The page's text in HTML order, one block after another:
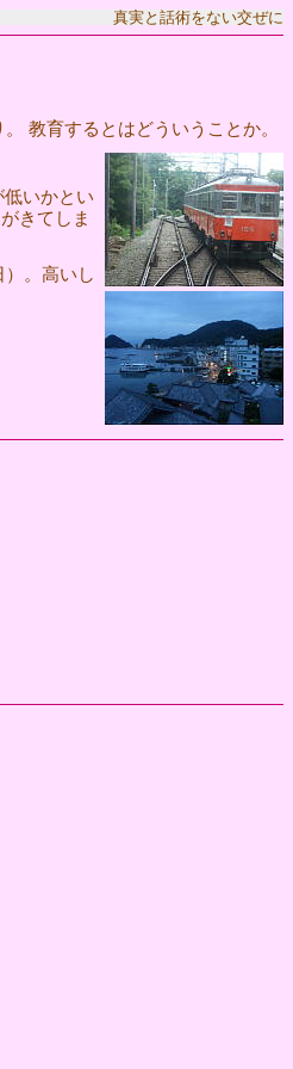
真実と話術をない交ぜに
教育するとはどういうことか。
いかとい
きてしま
。高いし